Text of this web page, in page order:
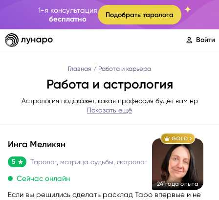
1-я консультация
бесплатно
Подобрать таролога
Войти
Главная Работа и карьера
Работа и астрология
Астрология подскажет, какая профессия будет вам нр
Показать ещё
GOLD
24 года опыта
Инга Меликян
5 Таролог, матрица судьбы, астролог
Сейчас онлайн
Если вы решились сделать расклад Таро впервые и не